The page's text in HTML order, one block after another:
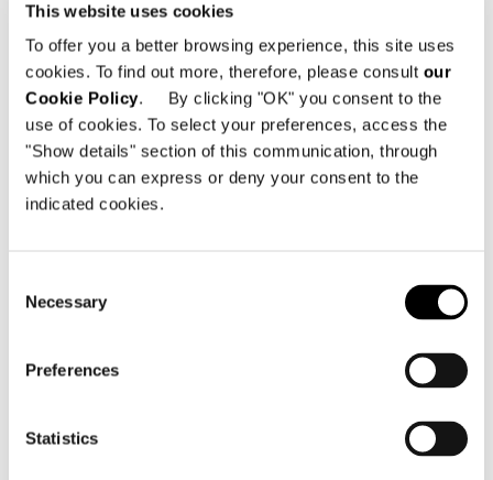
This website uses cookies
To offer you a better browsing experience, this site uses
cookies. To find out more, therefore, please consult our
Cookie Policy. By clicking "OK" you consent to the
use of cookies. To select your preferences, access the
"Show details" section of this communication, through
which you can express or deny your consent to the
indicated cookies.
Selection
Necessary
Preferences
Statistics